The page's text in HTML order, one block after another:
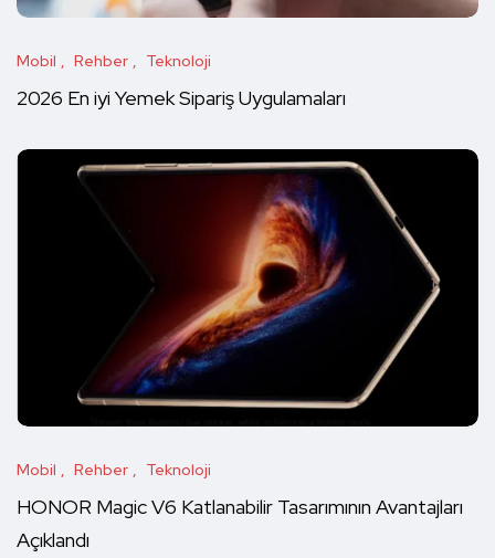
Mobil Rehber Teknoloji
2026 En iyi Yemek Sipariş Uygulamaları
Mobil Rehber Teknoloji
HONOR Magic V6 Katlanabilir Tasarımının Avantajları
Açıklandı